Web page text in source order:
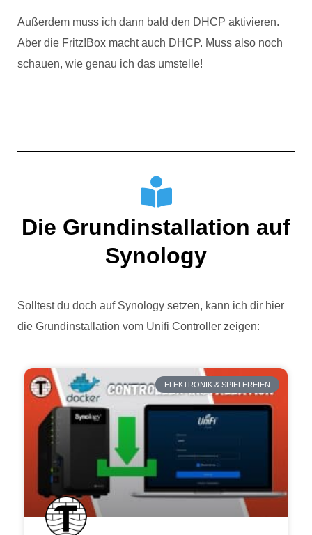
Außerdem muss ich dann bald den DHCP aktivieren.
Aber die Fritz!Box macht auch DHCP. Muss also noch
schauen, wie genau ich das umstelle!
Die Grundinstallation auf
Synology
Solltest du doch auf Synology setzen, kann ich dir hier
die Grundinstallation vom Unifi Controller zeigen:
ELEKTRONIK & SPIELEREIEN